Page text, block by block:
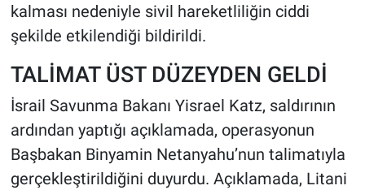
kalması nedeniyle sivil hareketliliğin ciddi
şekilde etkilendiği bildirildi.
TALİMAT ÜST DÜZEYDEN GELDİ
İsrail Savunma Bakanı Yisrael Katz, saldırının
ardından yaptığı açıklamada, operasyonun
Başbakan Binyamin Netanyahu’nun talimatıyla
gerçekleştirildiğini duyurdu. Açıklamada, Litani